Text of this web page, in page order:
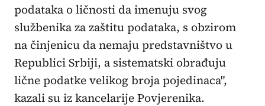
podataka o ličnosti da imenuju svog
službenika za zaštitu podataka, s obzirom
na činjenicu da nemaju predstavništvo u
Republici Srbiji, a sistematski obrađuju
lične podatke velikog broja pojedinaca",
kazali su iz kancelarije Povjerenika.